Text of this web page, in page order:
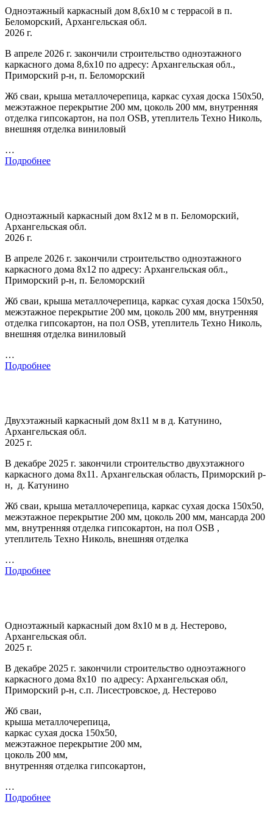
Одноэтажный каркасный дом 8,6х10 м с террасой в п.
Беломорский, Архангельская обл.
2026 г.
В апреле 2026 г. закончили строительство одноэтажного
каркасного дома 8,6х10 по адресу: Архангельская обл.,
Приморский р-н, п. Беломорский
Жб сваи, крыша металлочерепица, каркас сухая доска 150х50,
межэтажное перекрытие 200 мм, цоколь 200 мм, внутренняя
отделка гипсокартон, на пол OSB, утеплитель Техно Николь,
внешняя отделка виниловый
…
Подробнее
Одноэтажный каркасный дом 8х12 м в п. Беломорский,
Архангельская обл.
2026 г.
В апреле 2026 г. закончили строительство одноэтажного
каркасного дома 8х12 по адресу: Архангельская обл.,
Приморский р-н, п. Беломорский
Жб сваи, крыша металлочерепица, каркас сухая доска 150х50,
межэтажное перекрытие 200 мм, цоколь 200 мм, внутренняя
отделка гипсокартон, на пол OSB, утеплитель Техно Николь,
внешняя отделка виниловый
…
Подробнее
Двухэтажный каркасный дом 8х11 м в д. Катунино,
Архангельская обл.
2025 г.
В декабре 2025 г. закончили строительство двухэтажного
каркасного дома 8х11. Архангельская область, Приморский р-
н, д. Катунино
Жб сваи, крыша металлочерепица, каркас сухая доска 150х50,
межэтажное перекрытие 200 мм, цоколь 200 мм, мансарда 200
мм, внутренняя отделка гипсокартон, на пол OSB ,
утеплитель Техно Николь, внешняя отделка
…
Подробнее
Одноэтажный каркасный дом 8х10 м в д. Нестерово,
Архангельская обл.
2025 г.
В декабре 2025 г. закончили строительство одноэтажного
каркасного дома 8х10 по адресу: Архангельская обл,
Приморский р-н, с.п. Лисестровское, д. Нестерово
Жб сваи,
крыша металлочерепица,
каркас сухая доска 150х50,
межэтажное перекрытие 200 мм,
цоколь 200 мм,
внутренняя отделка гипсокартон,
…
Подробнее